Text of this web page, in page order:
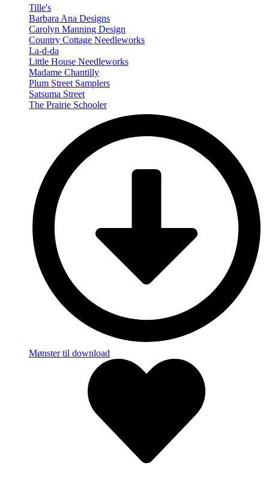
Tille's
Barbara Ana Designs
Carolyn Manning Design
Country Cottage Needleworks
La-d-da
Little House Needleworks
Madame Chantilly
Plum Street Samplers
Satsuma Street
The Prairie Schooler
Mønster til download